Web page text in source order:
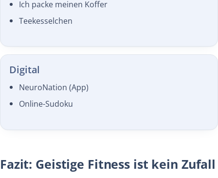
Ich packe meinen Koffer
Teekesselchen
Digital
NeuroNation (App)
Online-Sudoku
Fazit: Geistige Fitness ist kein Zufall